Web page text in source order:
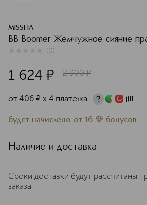
MISSHA
BB Boomer Жемчужное сияние
(0)
1 624 ¤ 2 900 ¤
от 406 ¤ х 4 платежа
будет начислено от 16 бонусов
Наличие и доставка
Сроки доставки будут рассчитаны
заказа